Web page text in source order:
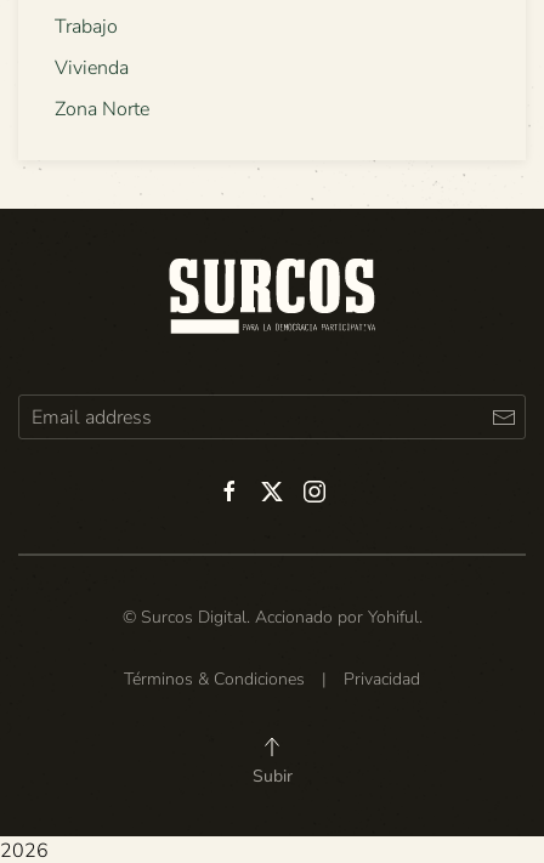
Trabajo
Vivienda
Zona Norte
© Surcos Digital. Accionado por Yohiful.
Términos & Condiciones | Privacidad
Subir
2026